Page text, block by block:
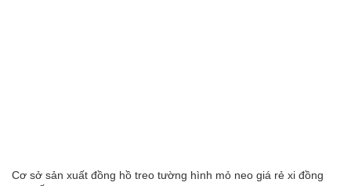
Cơ sở sản xuất đồng hồ treo tường hình mỏ neo giá rẻ xi đồng